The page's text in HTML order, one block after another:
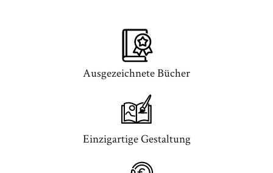
Ausgezeichnete Bücher
Einzigartige Gestaltung